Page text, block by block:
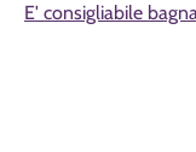
E' consigliabile